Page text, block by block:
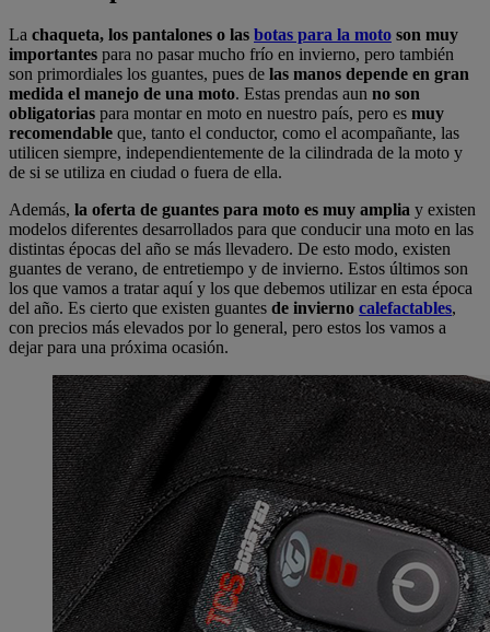
La chaqueta, los pantalones o las botas para la moto son muy
importantes para no pasar mucho frío en invierno, pero también
son primordiales los guantes, pues de las manos depende en gran
medida el manejo de una moto. Estas prendas aun no son
obligatorias para montar en moto en nuestro país, pero es muy
recomendable que, tanto el conductor, como el acompañante, las
utilicen siempre, independientemente de la cilindrada de la moto y
de si se utiliza en ciudad o fuera de ella.
Además, la oferta de guantes para moto es muy amplia y existen
modelos diferentes desarrollados para que conducir una moto en las
distintas épocas del año se más llevadero. De esto modo, existen
guantes de verano, de entretiempo y de invierno. Estos últimos son
los que vamos a tratar aquí y los que debemos utilizar en esta época
del año. Es cierto que existen guantes de invierno calefactables,
con precios más elevados por lo general, pero estos los vamos a
dejar para una próxima ocasión.